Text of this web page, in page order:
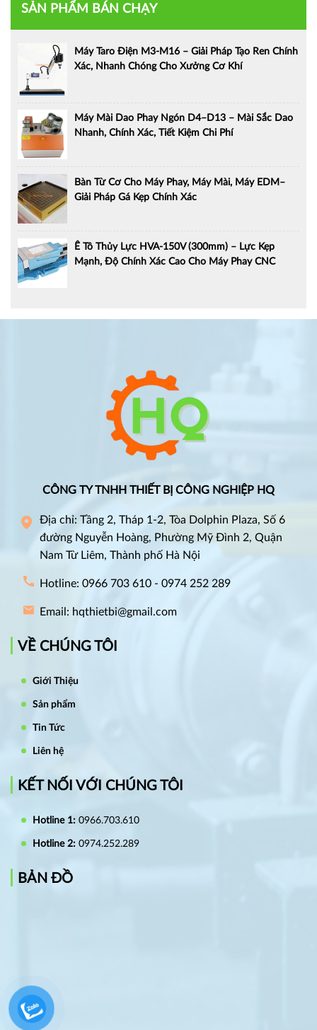
SẢN PHẨM BÁN CHẠY
Máy Taro Điện M3-M16 – Giải Pháp Tạo Ren Chính
Xác, Nhanh Chóng Cho Xưởng Cơ Khí
Máy Mài Dao Phay Ngón D4–D13 – Mài Sắc Dao
Nhanh, Chính Xác, Tiết Kiệm Chi Phí
Bàn Từ Cơ Cho Máy Phay, Máy Mài, Máy EDM–
Giải Pháp Gá Kẹp Chính Xác
Ê Tô Thủy Lực HVA-150V (300mm) – Lực Kẹp
Mạnh, Độ Chính Xác Cao Cho Máy Phay CNC
CÔNG TY TNHH THIẾT BỊ CÔNG NGHIỆP HQ
Địa chỉ: Tầng 2, Tháp 1-2, Tòa Dolphin Plaza, Số 6
đường Nguyễn Hoàng, Phường Mỹ Đình 2, Quận
Nam Từ Liêm, Thành phố Hà Nội
Hotline: 0966 703 610 - 0974 252 289
Email: hqthietbi@gmail.com
VỀ CHÚNG TÔI
Giới Thiệu
Sản phẩm
Tin Tức
Liên hệ
KẾT NỐI VỚI CHÚNG TÔI
Hotline 1: 0966.703.610
Hotline 2: 0974.252.289
BẢN ĐỒ